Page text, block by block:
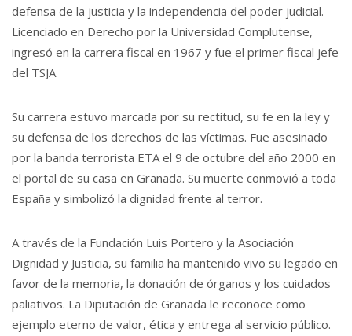
defensa de la justicia y la independencia del poder judicial.
Licenciado en Derecho por la Universidad Complutense,
ingresó en la carrera fiscal en 1967 y fue el primer fiscal jefe
del TSJA.
Su carrera estuvo marcada por su rectitud, su fe en la ley y
su defensa de los derechos de las víctimas. Fue asesinado
por la banda terrorista ETA el 9 de octubre del año 2000 en
el portal de su casa en Granada. Su muerte conmovió a toda
España y simbolizó la dignidad frente al terror.
A través de la Fundación Luis Portero y la Asociación
Dignidad y Justicia, su familia ha mantenido vivo su legado en
favor de la memoria, la donación de órganos y los cuidados
paliativos. La Diputación de Granada le reconoce como
ejemplo eterno de valor, ética y entrega al servicio público.